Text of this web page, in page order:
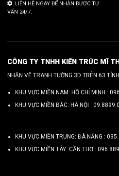
LIÊN HỆ NGAY ĐỂ NHẬN ĐƯỢC TƯ
VẤN 24/7.
CÔNG TY TNHH KIẾN TRÚC MĨ
NHẬN VẼ TRANH TƯỜNG 3D TRÊN 63
KHU VỰC MIỀN NAM: HỒ CHÍ MINH :
KHU VỰC MIỀN BẮC: HÀ NỘI :
KHU VỰC MIỀN TRUNG: ĐÀ NẴNG :
KHU VỰC MIỀN TÂY: CẦN THƠ :